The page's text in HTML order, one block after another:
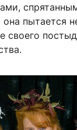
она пытается
своего